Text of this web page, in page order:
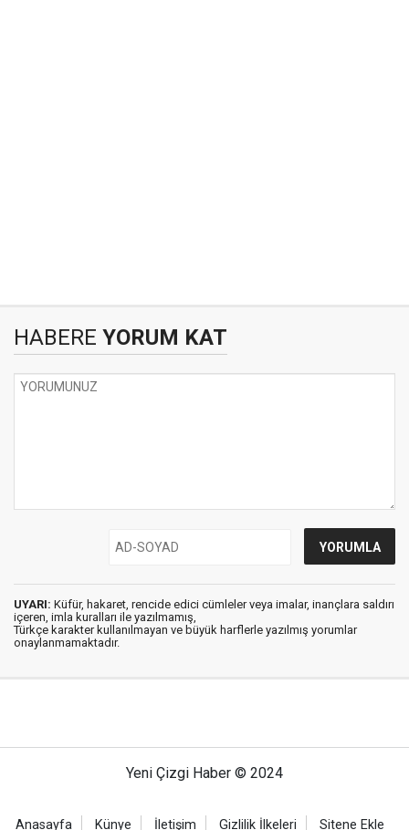
HABERE YORUM KAT
UYARI: Küfür, hakaret, rencide edici cümleler veya imalar, inançlara saldırı
içeren, imla kuralları ile yazılmamış,
Türkçe karakter kullanılmayan ve büyük harflerle yazılmış yorumlar
onaylanmamaktadır.
Yeni Çizgi Haber © 2024
Anasayfa Künye İletişim Gizlilik İlkeleri Sitene Ekle